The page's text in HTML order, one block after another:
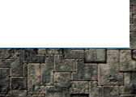
стоматологии в